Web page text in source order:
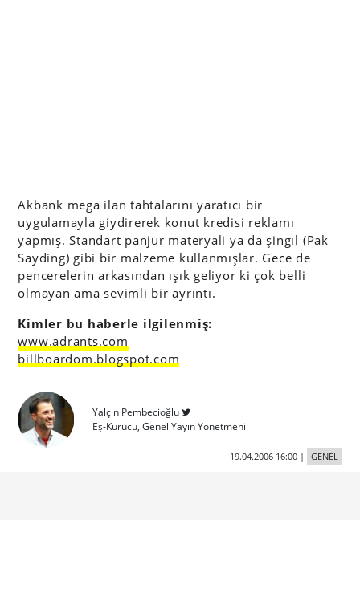
Akbank mega ilan tahtalarını yaratıcı bir
uygulamayla giydirerek konut kredisi reklamı
yapmış. Standart panjur materyali ya da şingıl (Pak
Sayding) gibi bir malzeme kullanmışlar. Gece de
pencerelerin arkasından ışık geliyor ki çok belli
olmayan ama sevimli bir ayrıntı.
Kimler bu haberle ilgilenmiş:
www.adrants.com
billboardom.blogspot.com
Yalçın Pembecioğlu
Eş-Kurucu, Genel Yayın Yönetmeni
19.04.2006 16:00| GENEL